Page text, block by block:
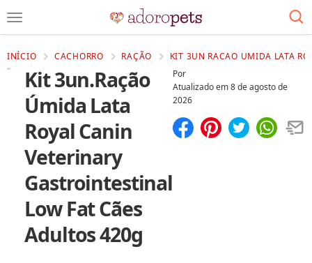
INÍCIO CACHORRO RAÇÃO KIT 3UN RACAO UMIDA LATA
Kit 3un.Ração
Úmida Lata
Royal Canin
Veterinary
Gastrointestinal
Low Fat Cães
Adultos 420g
Por
Atualizado em8 de agosto de
2026